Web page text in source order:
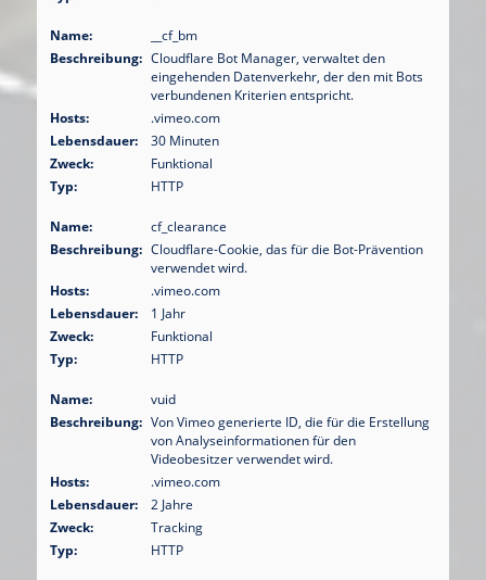
Name:
__cf_bm
Beschreibung: Cloudflare Bot Manager, verwaltet den
eingehenden Datenverkehr, der den mit Bots
verbundenen Kriterien entspricht.
Hosts:
.vimeo.com
Lebensdauer:
30 Minuten
Zweck:
Funktional
Typ:
HTTP
Name:
cf_clearance
Beschreibung: Cloudflare-Cookie, das für die Bot-Prävention
verwendet wird.
Hosts:
.vimeo.com
Lebensdauer:
1 Jahr
Zweck:
Funktional
Typ:
HTTP
Name:
vuid
Beschreibung: Von Vimeo generierte ID, die für die Erstellung
von Analyseinformationen für den
Videobesitzer verwendet wird.
Hosts:
.vimeo.com
Lebensdauer:
2 Jahre
Zweck:
Tracking
Typ:
HTTP